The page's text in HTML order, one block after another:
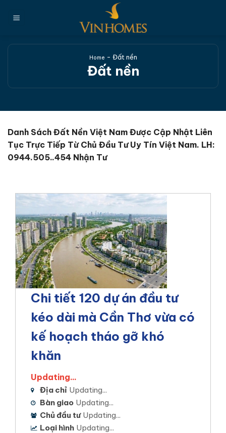
đến
dung
Home - Đất nền
Đất nền
Danh Sách Đất Nền Việt Nam Được Cập Nhật Liên
Tục Trực Tiếp Từ Chủ Đầu Tư Uy Tín Việt Nam. LH:
0944.505..454 Nhận Tư
Chi tiết 120 dự án đầu tư
kéo dài mà Cần Thơ vừa có
kế hoạch tháo gỡ khó
khăn
Updating...
Địa chỉ Updating...
Bàn giao Updating...
Chủ đầu tư Updating...
Loại hình Updating...